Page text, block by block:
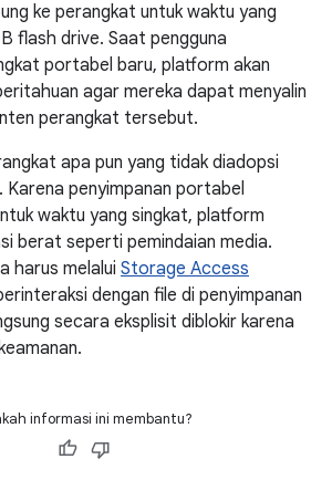
ke perangkat untuk waktu yang
flash drive. Saat pengguna
portabel baru, platform akan
agar mereka dapat menyalin
perangkat tersebut.
apa pun yang tidak diadopsi
penyimpanan portabel
waktu yang singkat, platform
berat seperti pemindaian media.
harus melalui Storage Access
dengan file di penyimpanan
secara eksplisit diblokir karena
informasi ini membantu?